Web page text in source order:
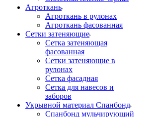
Агроткань
Агроткань в рулонах
Агроткань фасованная
Сетки затеняющие
Сетка затеняющая
фасованная
Сетки затеняющие в
рулонах
Сетка фасадная
Сетка для навесов и
заборов
Укрывной материал Спанбонд
Спанбонд мульчирующий